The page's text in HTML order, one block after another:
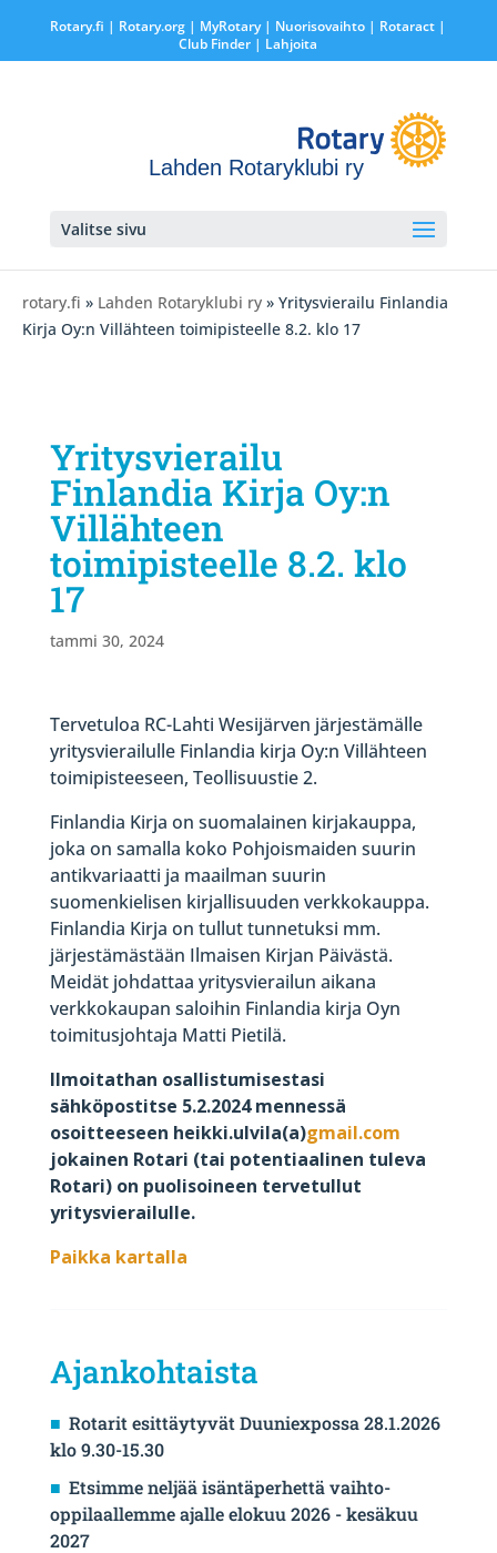
Rotary.fi | Rotary.org | MyRotary | Nuorisovaihto | Rotaract |
Club Finder | Lahjoita
Lahden Rotaryklubi ry
Valitse sivu
rotary.fi » Lahden Rotaryklubi ry » Yritysvierailu Finlandia
Kirja Oy:n Villähteen toimipisteelle 8.2. klo 17
Yritysvierailu
Finlandia Kirja Oy:n
Villähteen
toimipisteelle 8.2. klo
17
tammi 30, 2024
Tervetuloa RC-Lahti Wesijärven järjestämälle
yritysvierailulle Finlandia kirja Oy:n Villähteen
toimipisteeseen, Teollisuustie 2.
Finlandia Kirja on suomalainen kirjakauppa,
joka on samalla koko Pohjoismaiden suurin
antikvariaatti ja maailman suurin
suomenkielisen kirjallisuuden verkkokauppa.
Finlandia Kirja on tullut tunnetuksi mm.
järjestämästään Ilmaisen Kirjan Päivästä.
Meidät johdattaa yritysvierailun aikana
verkkokaupan saloihin Finlandia kirja Oyn
toimitusjohtaja Matti Pietilä.
Ilmoitathan osallistumisestasi
sähköpostitse 5.2.2024 mennessä
osoitteeseen heikki.ulvila(a)gmail.com
jokainen Rotari (tai potentiaalinen tuleva
Rotari) on puolisoineen tervetullut
yritysvierailulle.
Paikka kartalla
Ajankohtaista
Rotarit esittäytyvät Duuniexpossa 28.1.2026
klo 9.30-15.30
Etsimme neljää isäntäperhettä vaihto-
oppilaallemme ajalle elokuu 2026 - kesäkuu
2027